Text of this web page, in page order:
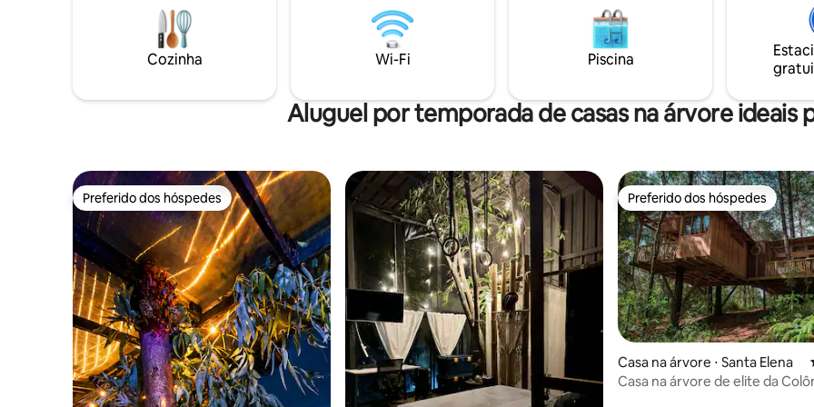
mergulhando na água quente
com uma boa bebida e na
companhia. Boas estradas de
Friends
Cozinha Wi-Fi Piscina
Aluguel por temporada de casas na árvore ideais
Preferido dos hóspedes
Preferido dos hóspedes Preferido dos hóspedes
Preferido dos hóspedes
Casa na árvore ⋅ Santa Elena
Casa na árvore de elite da